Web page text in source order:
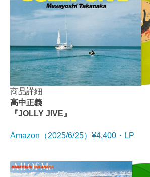
商品詳細
高中正義
『JOLLY JIVE』
Amazon（2025/6/25）¥4,400・LP